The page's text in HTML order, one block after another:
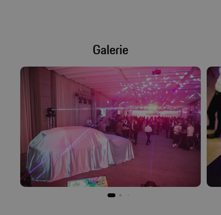
Galerie